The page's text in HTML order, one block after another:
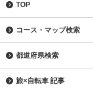
TOP
コース・マップ検索
都道府県検索
旅×自転車 記事